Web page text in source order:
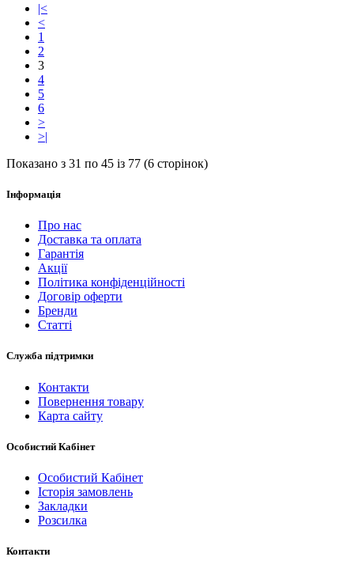
|<
<
1
2
3
4
5
6
>
>|
Показано з 31 по 45 із 77 (6 сторінок)
Інформація
Про нас
Доставка та оплата
Гарантія
Акції
Політика конфіденційності
Договір оферти
Бренди
Статті
Служба підтримки
Контакти
Повернення товару
Карта сайту
Особистий Кабінет
Особистий Кабінет
Історія замовлень
Закладки
Розсилка
Контакти